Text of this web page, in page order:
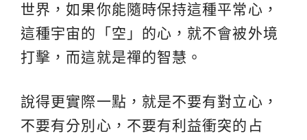
世界，如果你能隨時保持這種平常心，
這種宇宙的「空」的心，就不會被外境
打擊，而這就是禪的智慧。
說得更實際一點，就是不要有對立心，
不要有分別心，不要有利益衝突的占